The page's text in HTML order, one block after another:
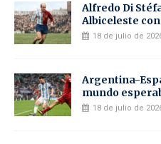
Alfredo Di
Albiceleste con
18 de julio de
Argentina-
mundo
18 de julio de